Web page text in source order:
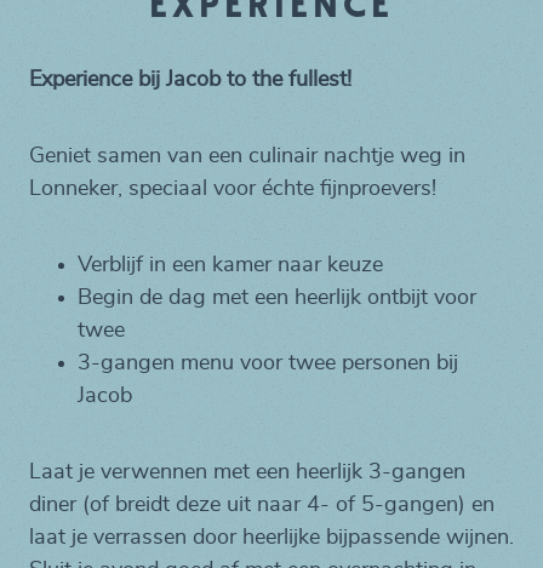
EXPERIENCE
Experience bij Jacob to the fullest!
Geniet samen van een culinair nachtje weg in
Lonneker, speciaal voor échte fijnproevers!
Verblijf in een kamer naar keuze
Begin de dag met een heerlijk ontbijt voor
twee
3-gangen menu voor twee personen bij
Jacob
Laat je verwennen met een heerlijk 3-gangen
diner (of breidt deze uit naar 4- of 5-gangen) en
laat je verrassen door heerlijke bijpassende wijnen.